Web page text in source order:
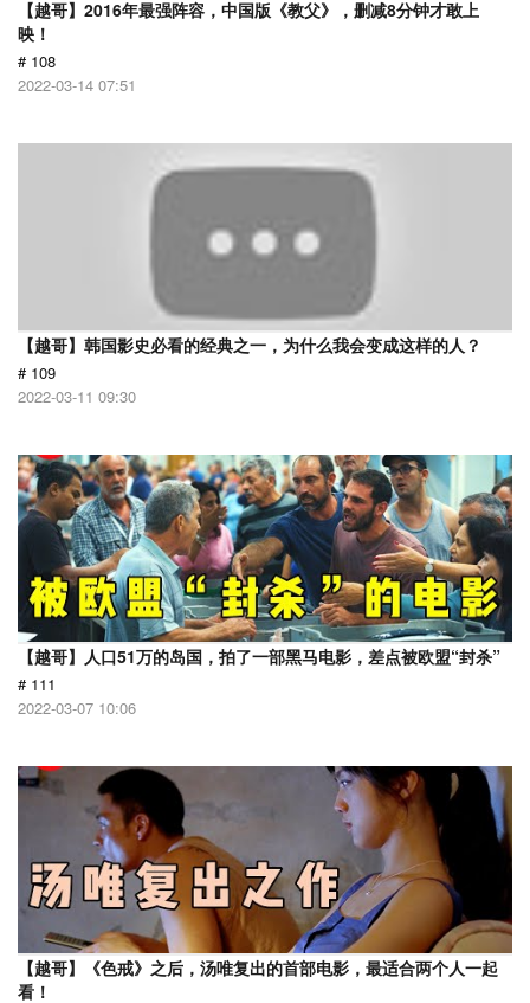
【越哥】2016年最强阵容，中国版《教父》，删减8分钟才敢上
映！
# 108
2022-03-14 07:51
【越哥】韩国影史必看的经典之一，为什么我会变成这样的人？
# 109
2022-03-11 09:30
【越哥】人口51万的岛国，拍了一部黑马电影，差点被欧盟“封杀”
# 111
2022-03-07 10:06
【越哥】《色戒》之后，汤唯复出的首部电影，最适合两个人一起
看！